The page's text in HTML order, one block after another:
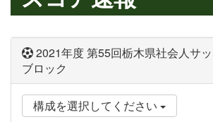
2021年度 第55回栃木県社会人サ
ブロック
構成を選択してください